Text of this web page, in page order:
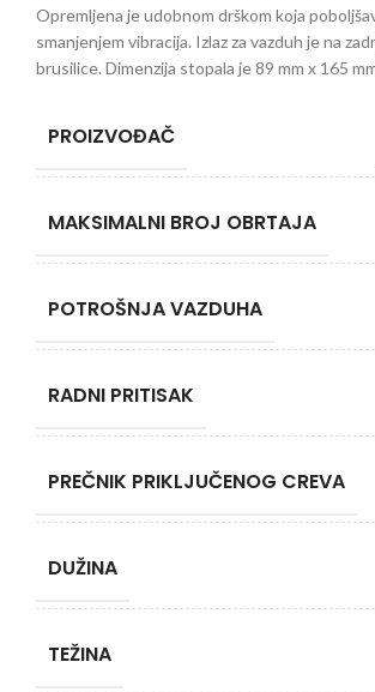
Opremljena je udobnom drškom koja
smanjenjem vibracija. Izlaz za vazduh je na
brusilice. Dimenzija stopala je 89 mm x 165
PROIZVOĐAČ
MAKSIMALNI BROJ OBRTAJA
POTROŠNJA VAZDUHA
RADNI PRITISAK
PREČNIK PRIKLJUČENOG CREVA
DUŽINA
TEŽINA